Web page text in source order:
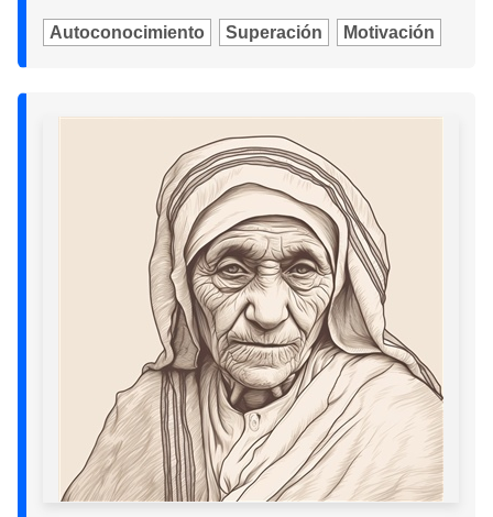
Autoconocimiento Superación Motivación